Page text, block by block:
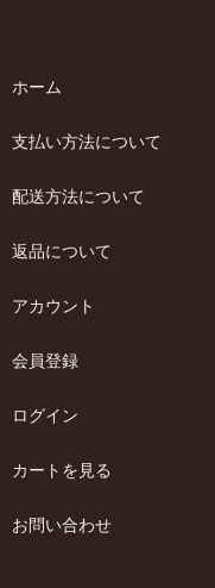
ホーム
支払い方法について
配送方法について
返品について
アカウント
会員登録
ログイン
カートを見る
お問い合わせ